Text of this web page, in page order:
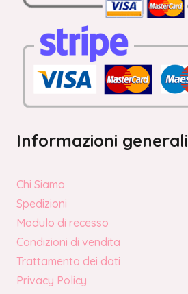
Informazioni generali
Chi Siamo
Spedizioni
Modulo di recesso
Condizioni di vendita
Trattamento dei dati
Privacy Policy